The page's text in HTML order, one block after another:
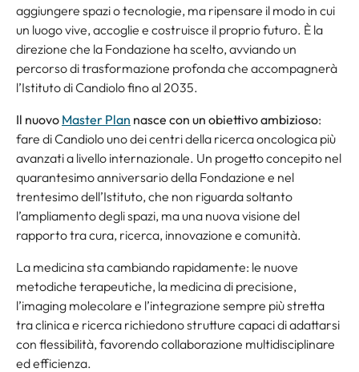
aggiungere spazi o tecnologie, ma ripensare il modo in cui
un luogo vive, accoglie e costruisce il proprio futuro. È la
direzione che la Fondazione ha scelto, avviando un
percorso di trasformazione profonda che accompagnerà
l’Istituto di Candiolo fino al 2035.
Il nuovo Master Plan nasce con un obiettivo ambizioso:
fare di Candiolo uno dei centri della ricerca oncologica più
avanzati a livello internazionale. Un progetto concepito nel
quarantesimo anniversario della Fondazione e nel
trentesimo dell’Istituto, che non riguarda soltanto
l’ampliamento degli spazi, ma una nuova visione del
rapporto tra cura, ricerca, innovazione e comunità.
La medicina sta cambiando rapidamente: le nuove
metodiche terapeutiche, la medicina di precisione,
l’imaging molecolare e l’integrazione sempre più stretta
tra clinica e ricerca richiedono strutture capaci di adattarsi
con flessibilità, favorendo collaborazione multidisciplinare
ed efficienza.